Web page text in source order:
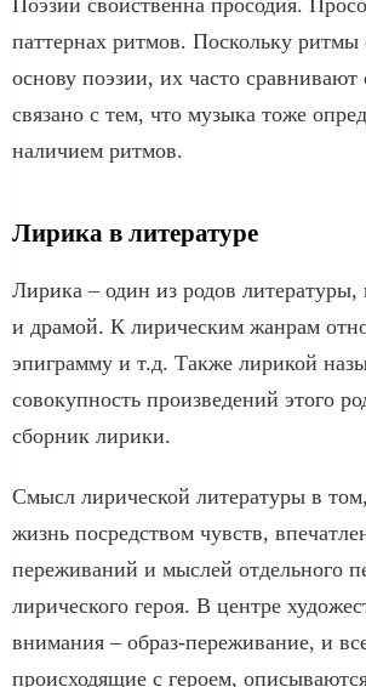
паттернах ритмов. Поскольку ритмы
основу поэзии, их часто
связано с тем, что музыка тоже
наличием ритмов.
Лирика в литературе
Лирика – один из родов литературы,
и драмой. К лирическим жанрам
эпиграмму и т.д. Также лирикой
совокупность произведений этого
сборник лирики.
Смысл лирической литературы в
жизнь посредством чувств,
переживаний и мыслей отдельного
лирического героя. В центре
внимания – образ-переживание, и
происходящие с героем,